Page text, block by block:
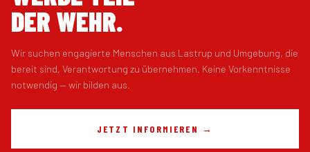
DER WEHR.
Wir suchen engagierte Menschen aus Lastrup und Umgebung, die
bereit sind, Verantwortung zu übernehmen. Keine Vorkenntnisse
notwendig — wir bilden aus.
JETZT INFORMIEREN →